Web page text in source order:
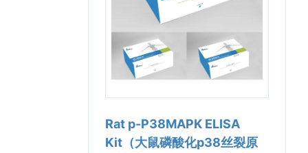
Rat p-P38MAPK ELISA
Kit（大鼠磷酸化p38丝裂原